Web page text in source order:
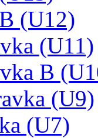
(U12)
(U11)
B
(U9)
(U7)